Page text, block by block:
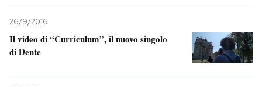
Scienza
Cultura
Economia
Europa
26/9/2016
Il video di “Curriculum”, il nuovo singolo
di Dente